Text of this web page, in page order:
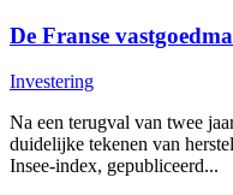
De Franse
Investering
Na een terugval van twee
duidelijke tekenen van
Insee-index, gepubliceerd...